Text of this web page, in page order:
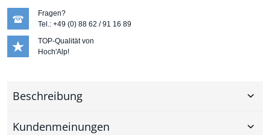
Fragen?
Tel.: +49 (0) 88 62 / 91 16 89
TOP-Qualität von
Hoch'Alp!
Beschreibung
Kundenmeinungen